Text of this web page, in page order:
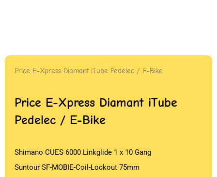
Price E-Xpress Diamant iTube Pedelec / E-Bike
Price E-Xpress Diamant iTube
Pedelec / E-Bike
Shimano CUES 6000 Linkglide 1 x 10 Gang
Suntour SF-MOBIE-Coil-Lockout 75mm